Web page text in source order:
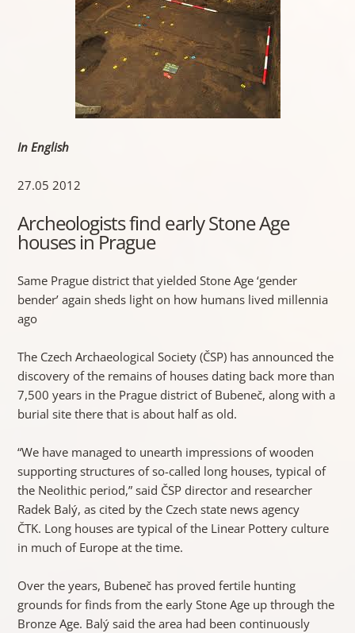
In English
27.05 2012
Archeologists find early Stone Age
houses in Prague
Same Prague district that yielded Stone Age ‘gender
bender’ again sheds light on how humans lived millennia
ago
The Czech Archaeological Society (ČSP) has announced the
discovery of the remains of houses dating back more than
7,500 years in the Prague district of Bubeneč, along with a
burial site there that is about half as old.
“We have managed to unearth impressions of wooden
supporting structures of so-called long houses, typical of
the Neolithic period,” said ČSP director and researcher
Radek Balý, as cited by the Czech state news agency
ČTK. Long houses are typical of the Linear Pottery culture
in much of Europe at the time.
Over the years, Bubeneč has proved fertile hunting
grounds for finds from the early Stone Age up through the
Bronze Age. Balý said the area had been continuously